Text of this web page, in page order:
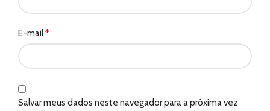
E-mail*
Salvar meus dados neste navegador para a próxima vez